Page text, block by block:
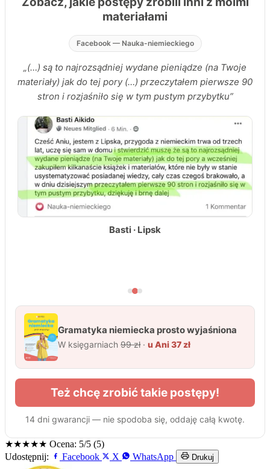
★★★★★ Ocena: 5/5 (5)
Udostępnij:
Facebook X WhatsApp Drukuj